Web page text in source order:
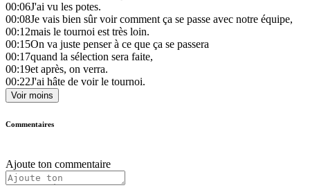
00:06J'ai vu les potes.
00:08Je vais bien sûr voir comment ça se passe avec notre équipe,
00:12mais le tournoi est très loin.
00:15On va juste penser à ce que ça se passera
00:17quand la sélection sera faite,
00:19et après, on verra.
00:22J'ai hâte de voir le tournoi.
Voir moins
Commentaires
Ajoute ton commentaire